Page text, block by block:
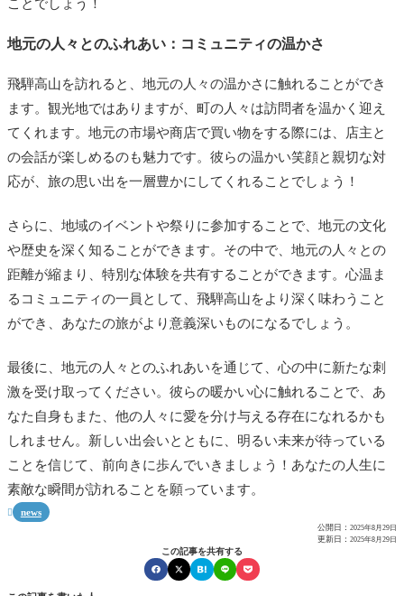
ことでしょう！
地元の人々とのふれあい：コミュニティの温かさ
飛騨高山を訪れると、地元の人々の温かさに触れることができ
ます。観光地ではありますが、町の人々は訪問者を温かく迎え
てくれます。地元の市場や商店で買い物をする際には、店主と
の会話が楽しめるのも魅力です。彼らの温かい笑顔と親切な対
応が、旅の思い出を一層豊かにしてくれることでしょう！
さらに、地域のイベントや祭りに参加することで、地元の文化
や歴史を深く知ることができます。その中で、地元の人々との
距離が縮まり、特別な体験を共有することができます。心温ま
るコミュニティの一員として、飛騨高山をより深く味わうこと
ができ、あなたの旅がより意義深いものになるでしょう。
最後に、地元の人々とのふれあいを通じて、心の中に新たな刺
激を受け取ってください。彼らの暖かい心に触れることで、あ
なた自身もまた、他の人々に愛を分け与える存在になれるかも
しれません。新しい出会いとともに、明るい未来が待っている
ことを信じて、前向きに歩んでいきましょう！あなたの人生に
素敵な瞬間が訪れることを願っています。
 news
公開日： 2025年8月29日
更新日： 2025年8月29日
この記事を共有する